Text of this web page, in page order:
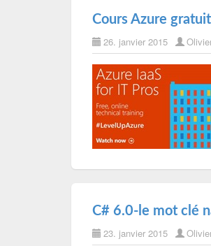
Cours Azure
26. janvier 2015
C# 6.0-le mot clé
23. janvier 2015